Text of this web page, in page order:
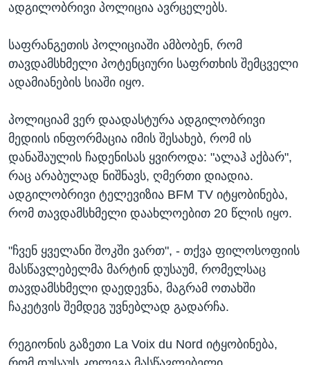
ადგილობრივი პოლიცია ავრცელებს.
საფრანგეთის პოლიციაში ამბობენ, რომ
თავდამსხმელი პოტენციური საფრთხის შემცველი
ადამიანების სიაში იყო.
პოლიციამ ვერ დაადასტურა ადგილობრივი
მედიის ინფორმაცია იმის შესახებ, რომ ის
დანაშაულის ჩადენისას ყვიროდა: "ალაჰ აქბარ",
რაც არაბულად ნიშნავს, ღმერთი დიადია.
ადგილობრივი ტელევიზია BFM TV იტყობინება,
რომ თავდამსხმელი დაახლოებით 20 წლის იყო.
"ჩვენ ყველანი შოკში ვართ", - თქვა ფილოსოფიის
მასწავლებელმა მარტინ დუსაუმ, რომელსაც
თავდამსხმელი დაედევნა, მაგრამ ოთახში
ჩაკეტვის შემდეგ უვნებლად გადარჩა.
რეგიონის გაზეთი La Voix du Nord იტყობინება,